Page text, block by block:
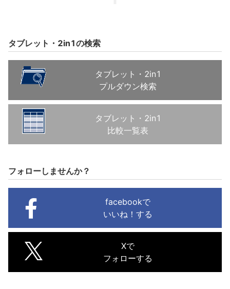
タブレット・2in1の検索
タブレット・2in1
プルダウン検索
タブレット・2in1
比較一覧表
フォローしませんか？
facebookで
いいね！する
Xで
フォローする